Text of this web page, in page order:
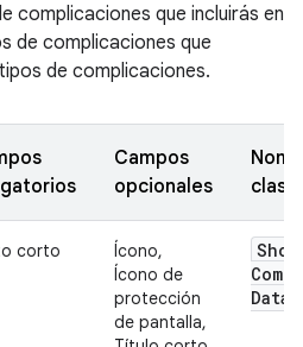
complicaciones que incluirás en
de complicaciones que
de complicaciones.
Campos
opcionales
clase
corto
Ícono,
Ícono de
protección
de pantalla,
Data